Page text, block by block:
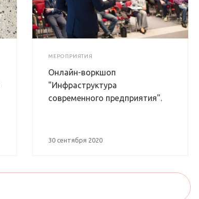
МЕРОПРИЯТИЯ
Онлайн-воркшоп
"Инфраструктура
современного предприятия".
30 сентября 2020